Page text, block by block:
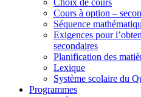
Choix de cours
Cours à option –
Séquence
Exigences pour
secondaires
Planification des
Lexique
Système scolaire du
Programmes